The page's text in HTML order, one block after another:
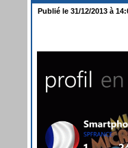
Publié le 31/12/2013 à